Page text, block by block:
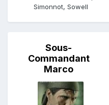
Simonnot, Sowell
Sous-
Commandant
Marco